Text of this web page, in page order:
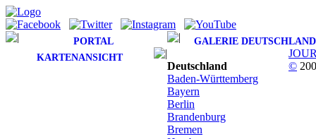
PORTAL
GALERIE DEUTSCHLAND
KARTENANSICHT
Deutschland
Baden-Württemberg
Bayern
Berlin
Brandenburg
Bremen
©